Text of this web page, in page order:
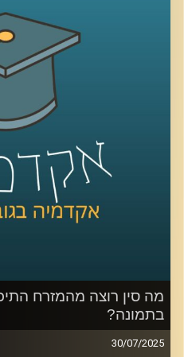
בפרק הזה של “אקדמיקס”
מרצה וחוקרת בעיצוב התנהגות
נדבר על מה שלא תמיד רואים:
איך מספרים סיפור בזמן
ממשלתית לאזרחית? איך
לתוך שדה הקרב הדיגיטלי?
אל-ג’זירה בעיצוב דעת הקהל?
קרדיט תמונות:AudioVersity
מה סין רוצה מהמזרח
בתמונה?
30/07/2025